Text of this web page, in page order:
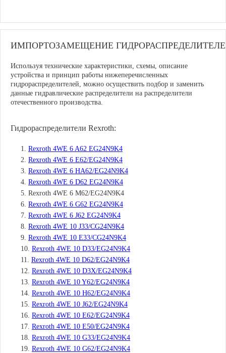
ИМПОРТОЗАМЕЩЕНИЕ
Используя технические характеристики, схемы, описание
устройства и принцип работы нижеперечисленных
гидрораспределителей, можно осуществить подбор и заменить
данные гидравлические распределители на распределители
отечественного производства.
Гидрораспределители Rexroth:
Rexroth 4WE 6 A62 EG24N9K4
Rexroth 4WE 6 E62/EG24N9K4
Rexroth 4WE 6 HA62/EG24N9K4
Rexroth 4WE 6 D62 EG24N9K4
Rexroth 4WE 6 M62/EG24N9K4
Rexroth 4WE 6 G62 EG24N9K4
Rexroth 4WE 6 J62 EG24N9K4
Rexroth 4WE 10 J33/CG24N9K4
Rexroth 4WE 10 E33/CG24N9K4
Rexroth 4WE 10 D33/EG24N9K4
Rexroth 4WE 10 D62/EG24N9K4
Rexroth 4WE 10 D3X/EG24N9K4
Rexroth 4WE 10 Y62/EG24N9K4
Rexroth 4WE 10 H62/EG24N9K4
Rexroth 4WE 10 J62/EG24N9K4
Rexroth 4WE 10 E62/EG24N9K4
Rexroth 4WE 10 E50/EG24N9K4
Rexroth 4WE 10 G33/EG24N9K4
Rexroth 4WE 10 G62/EG24N9K4